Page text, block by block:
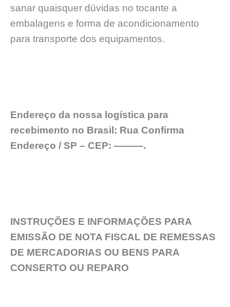
sanar quaisquer dúvidas no tocante a
embalagens e forma de acondicionamento
para transporte dos equipamentos.
Endereço da nossa logística para
recebimento no Brasil: Rua Confirma
Endereço / SP – CEP: ———.
INSTRUÇÕES E INFORMAÇÕES PARA
EMISSÃO DE NOTA FISCAL DE REMESSAS
DE MERCADORIAS OU BENS PARA
CONSERTO OU REPARO